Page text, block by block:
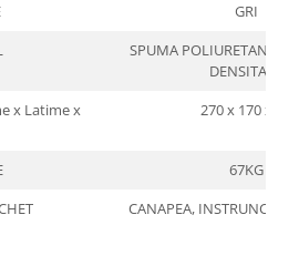
GRI
SPUMA POLIURETANICA
DENSITATE
x Latime x
270 x 170 x 70
67KG
CANAPEA,